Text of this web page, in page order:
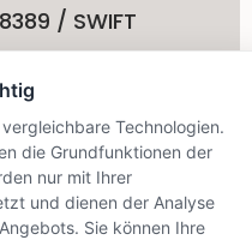
/ SWIFT
Technologien.
die Grundfunktionen der
nur mit Ihrer
und dienen der Analyse
Sie können Ihre